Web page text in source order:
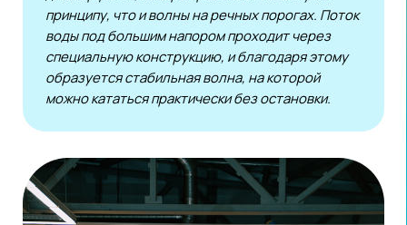
Чтобы поймать волну, опыт и спортивная подготовка
не нужны. На первом занятии даже самый зеленый
новичок сможет освоить базовые движения,
научиться держать баланс и в конце концов ощутить